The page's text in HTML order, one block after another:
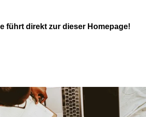
führt direkt zur dieser Homepage!